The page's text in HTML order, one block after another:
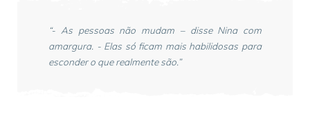
“- As pessoas não mudam – disse Nina com
amargura. - Elas só ficam mais habilidosas para
esconder o que realmente são.”